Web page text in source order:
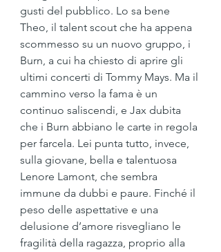
gusti del pubblico. Lo sa bene
Theo, il talent scout che ha appena
scommesso su un nuovo gruppo, i
Burn, a cui ha chiesto di aprire gli
ultimi concerti di Tommy Mays. Ma il
cammino verso la fama è un
continuo saliscendi, e Jax dubita
che i Burn abbiano le carte in regola
per farcela. Lei punta tutto, invece,
sulla giovane, bella e talentuosa
Lenore Lamont, che sembra
immune da dubbi e paure. Finché il
peso delle aspettative e una
delusione d’amore risvegliano le
fragilità della ragazza, proprio alla